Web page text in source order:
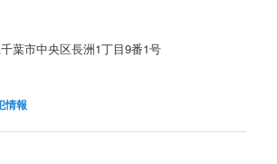
葉市中央区長洲1丁目9番1号
情報